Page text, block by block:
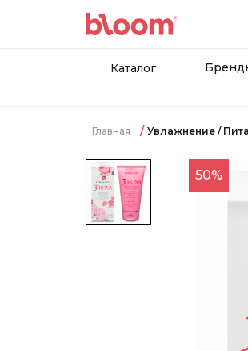
Каталог
Главная Увлажнение /
50%